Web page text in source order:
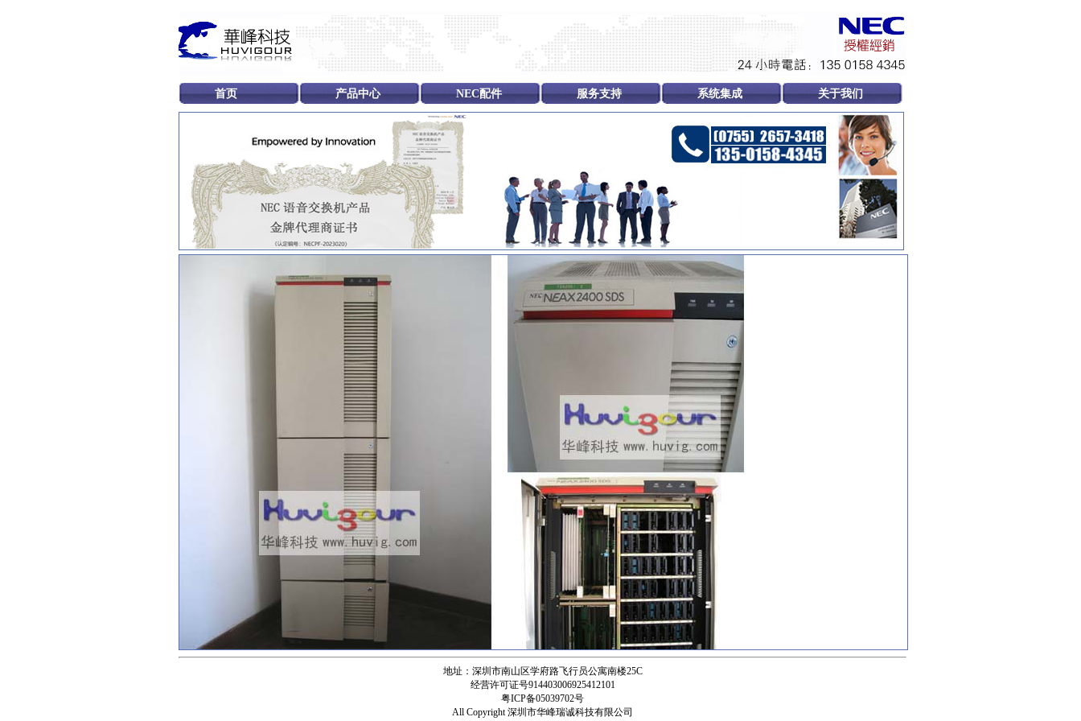
首页 产品中心 NEC配件 服务支持 系统集成 关于我们
地址：深圳市南山区学府路飞行员公寓南楼25C
经营许可证号914403006925412101
粤ICP备05039702号
All Copyright 深圳市华峰瑞诚科技有限公司